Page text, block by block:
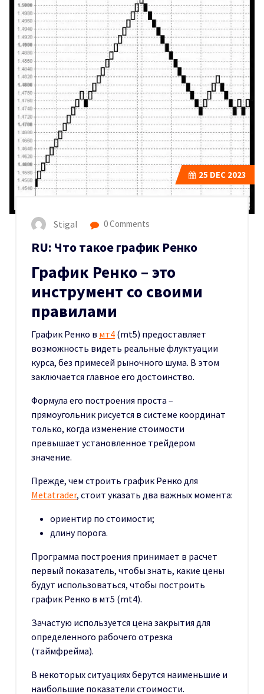
25 DEC 2023
Stigal 0 Comments
RU: Что такое график Ренко
График Ренко – это
инструмент со своими
правилами
График Ренко в мт4 (mt5) предоставляет
возможность видеть реальные флуктуации
курса, без примесей рыночного шума. В этом
заключается главное его достоинство.
Формула его построения проста –
прямоугольник рисуется в системе координат
только, когда изменение стоимости
превышает установленное трейдером
значение.
Прежде, чем строить график Ренко для
Metatrader, стоит указать два важных момента:
ориентир по стоимости;
длину порога.
Программа построения принимает в расчет
первый показатель, чтобы знать, какие цены
будут использоваться, чтобы построить
график Ренко в мт5 (mt4).
Зачастую используется цена закрытия для
определенного рабочего отрезка
(таймфрейма).
В некоторых ситуациях берутся наименьшие и
наибольшие показатели стоимости.